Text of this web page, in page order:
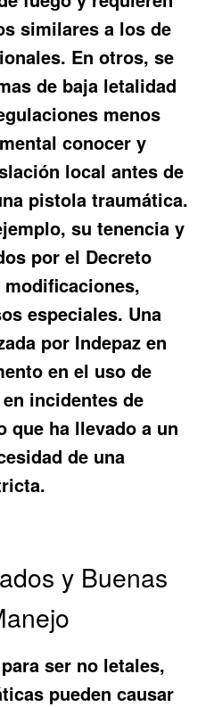
similares a los de
En otros, se
de baja letalidad
menos
conocer y
local antes de
pistola traumática.
su tenencia y
por el Decreto
modificaciones,
especiales. Una
por Indepaz en
en el uso de
incidentes de
que ha llevado a un
de una
y Buenas
ser no letales,
pueden causar